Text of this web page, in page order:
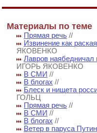
Материалы по теме
Прямая речь //
Извинение как
ЯКОВЕНКО
Лавров наябедничал
ИГОРЬ ЯКОВЕНКО
В СМИ //
В блогах //
Блеск и нищета
ГОЛЬЦ
Прямая речь //
В СМИ //
В блогах //
Ветер в паруса